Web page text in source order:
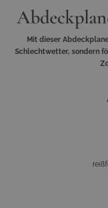
Mit dieser
Schlechtwetter, sondern